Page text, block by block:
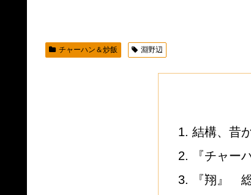
チャーハン＆炒飯 淵野辺
結構、昔
『チャー
『翔』